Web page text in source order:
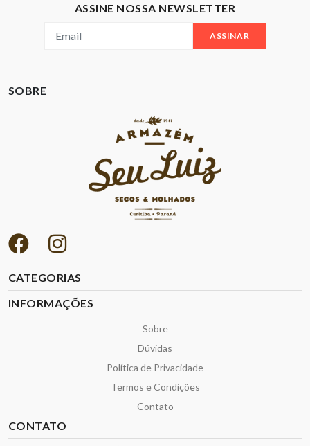
ASSINE NOSSA NEWSLETTER
ASSINAR
SOBRE
CATEGORIAS
INFORMAÇÕES
Sobre
Dúvidas
Política de Privacidade
Termos e Condições
Contato
CONTATO